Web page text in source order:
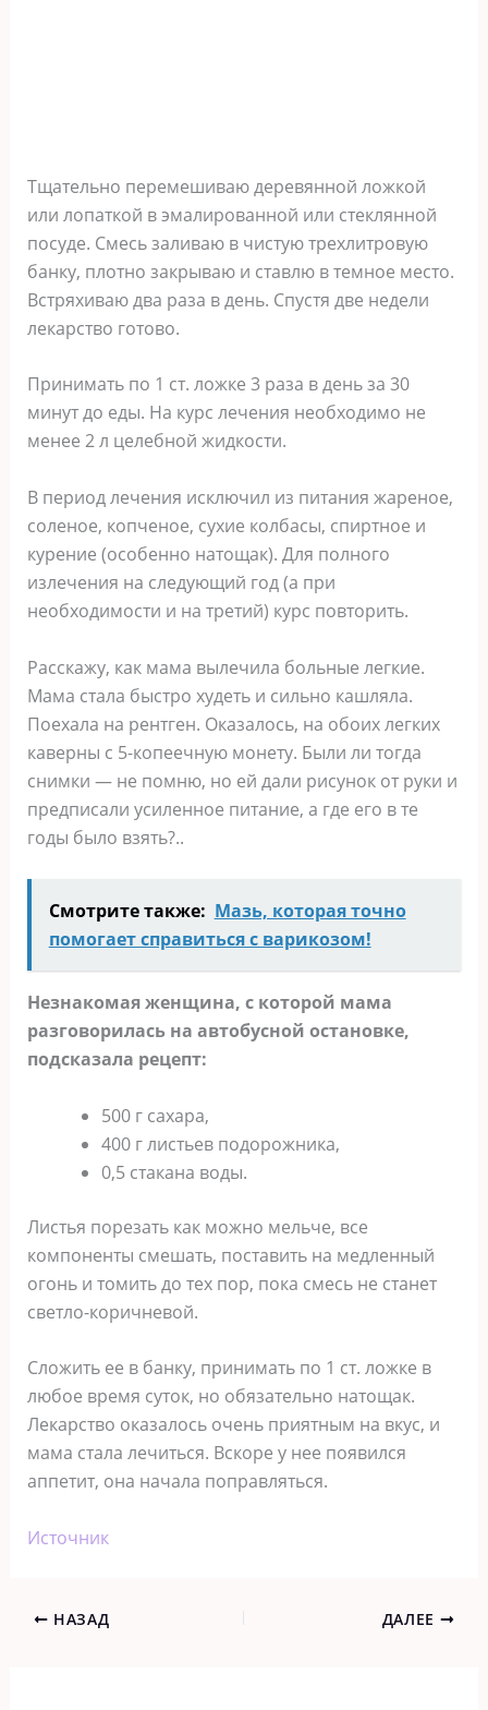
Тщательно перемешиваю деревянной ложкой
или лопаткой в эмалированной или стеклянной
посуде. Смесь заливаю в чистую трехлитровую
банку, плотно закрываю и ставлю в темное место.
Встряхиваю два раза в день. Спустя две недели
лекарство готово.
Принимать по 1 ст. ложке 3 раза в день за 30
минут до еды. На курс лечения необходимо не
менее 2 л целебной жидкости.
В период лечения исключил из питания жареное,
соленое, копченое, сухие колбасы, спиртное и
курение (особенно натощак). Для полного
излечения на следующий год (а при
необходимости и на третий) курс повторить.
Расскажу, как мама вылечила больные легкие.
Мама стала быстро худеть и сильно кашляла.
Поехала на рентген. Оказалось, на обоих легких
каверны с 5-копеечную монету. Были ли тогда
снимки — не помню, но ей дали рисунок от руки и
предписали усиленное питание, а где его в те
годы было взять?..
Смотрите также: Мазь, которая точно
помогает справиться с варикозом!
Незнакомая женщина, с которой мама
разговорилась на автобусной остановке,
подсказала рецепт:
500 г сахара,
400 г листьев подорожника,
0,5 стакана воды.
Листья порезать как можно мельче, все
компоненты смешать, поставить на медленный
огонь и томить до тех пор, пока смесь не станет
светло-коричневой.
Сложить ее в банку, принимать по 1 ст. ложке в
любое время суток, но обязательно натощак.
Лекарство оказалось очень приятным на вкус, и
мама стала лечиться. Вскоре у нее появился
аппетит, она начала поправляться.
Источник
НАЗАД ДАЛЕЕ